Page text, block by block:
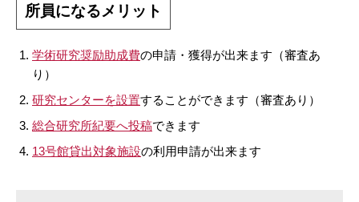
所員になるメリット
学術研究奨励助成費の申請・獲得が出来ます（審査あ
り）
研究センターを設置することができます（審査あり）
総合研究所紀要へ投稿できます
13号館貸出対象施設の利用申請が出来ます